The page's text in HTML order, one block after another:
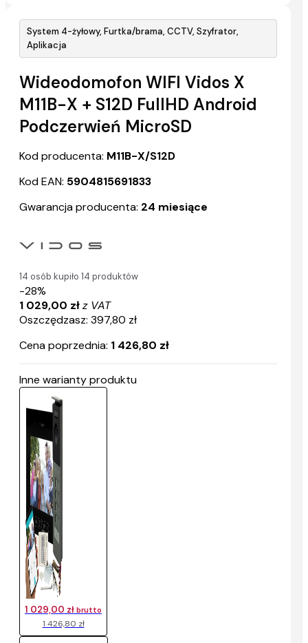
System 4-żyłowy, Furtka/brama, CCTV, Szyfrator,
Aplikacja
Wideodomofon WIFI Vidos X
M11B-X + S12D FullHD Android
Podczerwień MicroSD
Kod producenta: M11B-X/S12D
Kod EAN: 5904815691833
Gwarancja producenta: 24 miesiące
14 osób kupiło 14 produktów
-28%
1 029,00 złz VAT
Oszczędzasz: 397,80 zł
Cena poprzednia: 1 426,80 zł
Inne warianty produktu
1 426,80 zł
1 029,00 zł brutto